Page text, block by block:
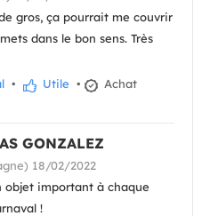
gros, ça pourrait me couvrir
dans le bon sens. Très
• Utile •
Achat
GONZALEZ
18/02/2022
objet important à chaque
!